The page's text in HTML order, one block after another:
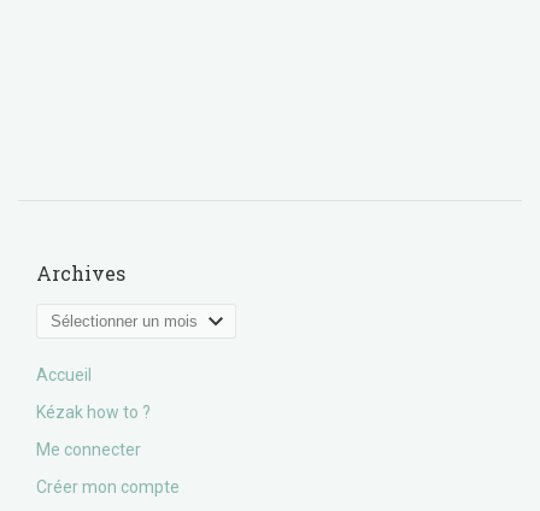
Archives
Archives
Accueil
Kézak how to ?
Me connecter
Créer mon compte